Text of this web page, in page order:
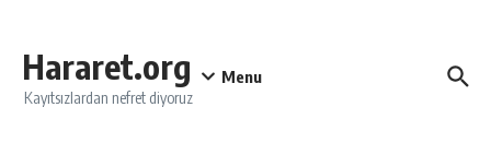
Hararet.org
Kayıtsızlardan nefret diyoruz
Menu